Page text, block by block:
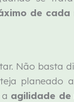
de cada
Não basta
planeado
agilidade